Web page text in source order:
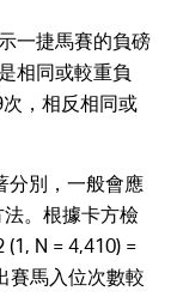
一捷馬賽的負磅
相同或較重負
，相反相同或
分別，一般會應
。根據卡方檢
N = 4,410) =
賽馬入位次數較